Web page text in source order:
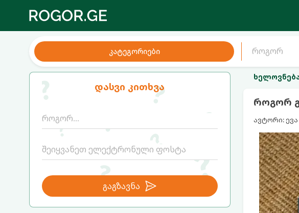
კატეგორიები
დასვი კითხვა
გაგზავნა
როგორ
ავტორი: ევა